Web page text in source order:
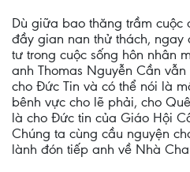
Dù giữa bao thăng trầm cuộc
đầy gian nan thử thách, ngay
tư trong cuộc sống hôn nhân
anh Thomas Nguyễn Cần
cho Đức Tin và có thể nói là
bênh vực cho lẽ phải, cho
là cho Đức tin của Giáo Hội
Chúng ta cùng cầu nguyện
lành đón tiếp anh về Nhà